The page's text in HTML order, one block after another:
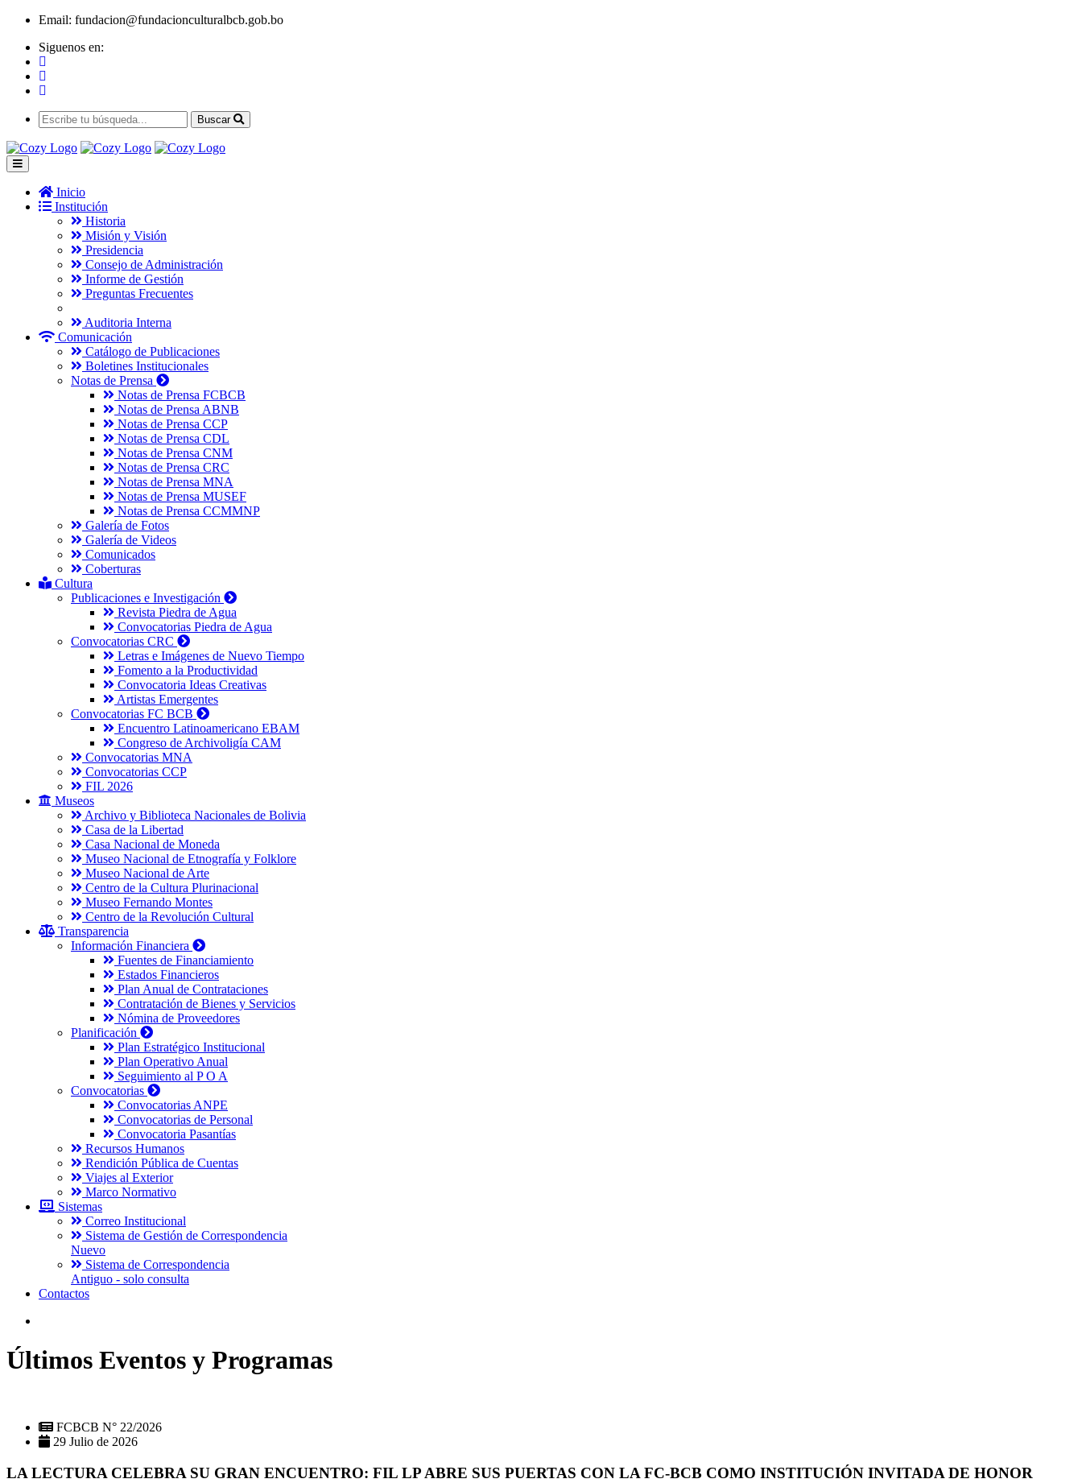
Email: fundacion@fundacionculturalbcb.gob.bo
Siguenos en:
Buscar
Inicio
Institución
Historia
Misión y Visión
Presidencia
Consejo de Administración
Informe de Gestión
Preguntas Frecuentes
Auditoria Interna
Comunicación
Catálogo de Publicaciones
Boletines Institucionales
Notas de Prensa
Notas de Prensa FCBCB
Notas de Prensa ABNB
Notas de Prensa CCP
Notas de Prensa CDL
Notas de Prensa CNM
Notas de Prensa CRC
Notas de Prensa MNA
Notas de Prensa MUSEF
Notas de Prensa CCMMNP
Galería de Fotos
Galería de Videos
Comunicados
Coberturas
Cultura
Publicaciones e Investigación
Revista Piedra de Agua
Convocatorias Piedra de Agua
Convocatorias CRC
Letras e Imágenes de Nuevo Tiempo
Fomento a la Productividad
Convocatoria Ideas Creativas
Artistas Emergentes
Convocatorias FC BCB
Encuentro Latinoamericano EBAM
Congreso de Archivoligía CAM
Convocatorias MNA
Convocatorias CCP
FIL 2026
Museos
Archivo y Biblioteca Nacionales de Bolivia
Casa de la Libertad
Casa Nacional de Moneda
Museo Nacional de Etnografía y Folklore
Museo Nacional de Arte
Centro de la Cultura Plurinacional
Museo Fernando Montes
Centro de la Revolución Cultural
Transparencia
Información Financiera
Fuentes de Financiamiento
Estados Financieros
Plan Anual de Contrataciones
Contratación de Bienes y Servicios
Nómina de Proveedores
Planificación
Plan Estratégico Institucional
Plan Operativo Anual
Seguimiento al P O A
Convocatorias
Convocatorias ANPE
Convocatorias de Personal
Convocatoria Pasantías
Recursos Humanos
Rendición Pública de Cuentas
Viajes al Exterior
Marco Normativo
Sistemas
Correo Institucional
Sistema de Gestión de Correspondencia
Nuevo
Sistema de Correspondencia
Antiguo - solo consulta
Contactos
Últimos Eventos y Programas
FCBCB N° 22/2026
29 Julio de 2026
LA LECTURA CELEBRA SU GRAN ENCUENTRO: FIL LP ABRE SUS PUERTAS CON LA FC-BCB COMO INSTITUCIÓN INVITADA DE HONOR